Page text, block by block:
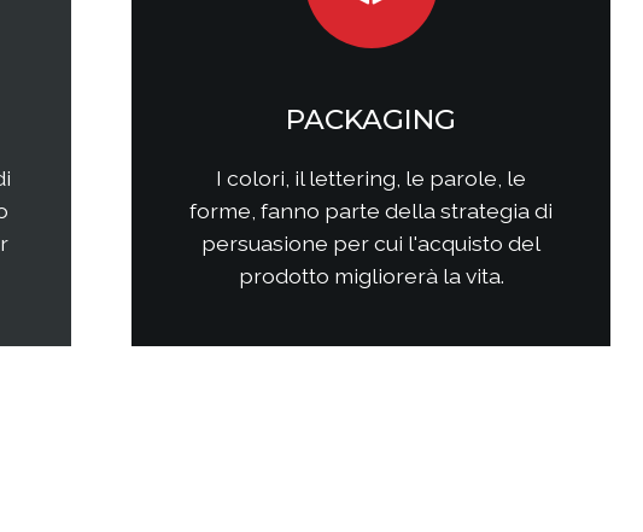
SOCIAL MEDIA
Come questi nuovi media
interagiscono con i consumatori?
Come interagire con clienti/utenti
Come comporre la strategia di